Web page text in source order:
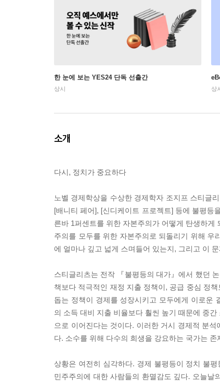
한 눈에 보는 YES24 단독 선출간
상시 상
소개
다시, 정치가 중요하다
노벨 경제학상을 수상한 경제학자 조지프 스티글
[배니티 페어], [신디케이트 프로젝트] 등에 불평등
른바 1퍼센트를 위한 자본주의가 어떻게 탄생하
주의를 모두를 위한 자본주의로 되돌리기 위해
에 얼마나 깊고 넓게 스며들어 있는지, 그리고 이
스티글리츠는 전작 『불평등의 대가』에서 했던
책보다 적극적인 재정 지출 정책이, 공급 중심 정
돕는 정책이 경제를 성장시키고 모두에게 이로운
의 소득 대비 지출 비율보다 훨씬 높기 때문에 중
으로 이어진다는 것이다. 이러한 거시 경제적 분
다. 소수를 위해 다수의 희생을 강요하는 국가는
상황은 여전히 심각하다. 경제 불평등이 정치 불
민주주의에 대한 사람들의 환멸감도 깊다. 오늘